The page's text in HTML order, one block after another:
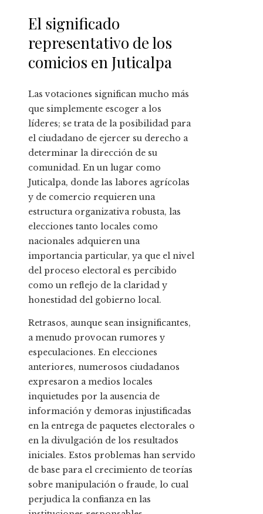
El significado
representativo de los
comicios en Juticalpa
Las votaciones significan mucho más
que simplemente escoger a los
líderes; se trata de la posibilidad para
el ciudadano de ejercer su derecho a
determinar la dirección de su
comunidad. En un lugar como
Juticalpa, donde las labores agrícolas
y de comercio requieren una
estructura organizativa robusta, las
elecciones tanto locales como
nacionales adquieren una
importancia particular, ya que el nivel
del proceso electoral es percibido
como un reflejo de la claridad y
honestidad del gobierno local.
Retrasos, aunque sean insignificantes,
a menudo provocan rumores y
especulaciones. En elecciones
anteriores, numerosos ciudadanos
expresaron a medios locales
inquietudes por la ausencia de
información y demoras injustificadas
en la entrega de paquetes electorales o
en la divulgación de los resultados
iniciales. Estos problemas han servido
de base para el crecimiento de teorías
sobre manipulación o fraude, lo cual
perjudica la confianza en las